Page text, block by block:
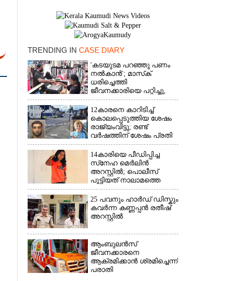
TRENDING IN CASE DIARY
'കടയുടമ പറഞ്ഞു പണം
നൽകാൻ'; മാസ്‌ക്
ധരിച്ചെത്തി
ജീവനക്കാരിയെ പറ്റിച്ചു,
നഷ്‌ടമായത് 6000 രൂപ
12കാരനെ കാറിടിച്ച്
കൊലപ്പെടുത്തിയ ശേഷം
രാജ്യംവിട്ടു; രണ്ട്
വർഷത്തിന് ശേഷം പ്രതി
പിടിയിൽ
14കാരിയെ പീഡിപ്പിച്ച
സ്‌നേഹ മെർലിൻ
അറസ്റ്റിൽ; പൊലീസ്
പൂട്ടിയത് നാലാമത്തെ
പോക്‌സോ കേസിൽ
25 പവനും ഹാർഡ് ഡിസ്കും
കവർന്ന കണ്ണപ്പൻ രതീഷ്
അറസ്റ്റിൽ
ആംബുലൻസ്
ജീവനക്കാരനെ
ആക്രമിക്കാൻ ശ്രമിച്ചെന്ന്
പരാതി
×